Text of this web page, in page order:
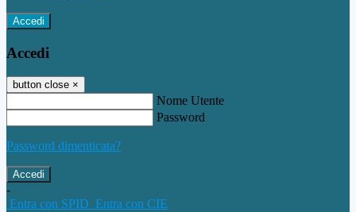
Accedi
Accedi
button close ×
Nome Utente
Password
Password dimenticata?
-
Entra con SPID Entra con CIE